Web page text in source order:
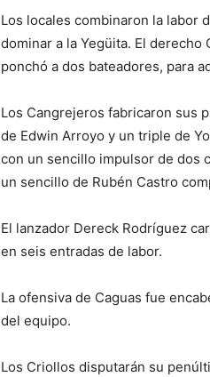
Los locales combinaron la labor
dominar a la Yegüita. El
ponchó a dos bateadores, para
Los Cangrejeros fabricaron sus
de Edwin Arroyo y un triple de
con un sencillo impulsor de dos
un sencillo de Rubén Castro
El lanzador Dereck Rodríguez
en seis entradas de labor.
La ofensiva de Caguas fue
del equipo.
Los Criollos disputarán su